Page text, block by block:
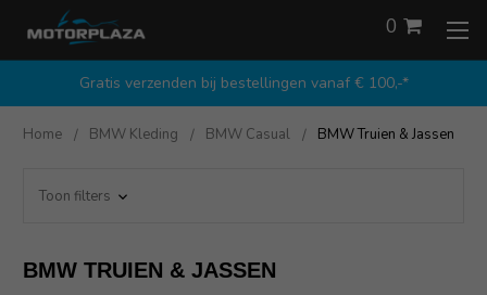
Gratis verzenden bij bestellingen vanaf € 100,-*
0
Home BMW Kleding BMW Casual BMW Truien & Jassen
Toon filters
BMW TRUIEN & JASSEN